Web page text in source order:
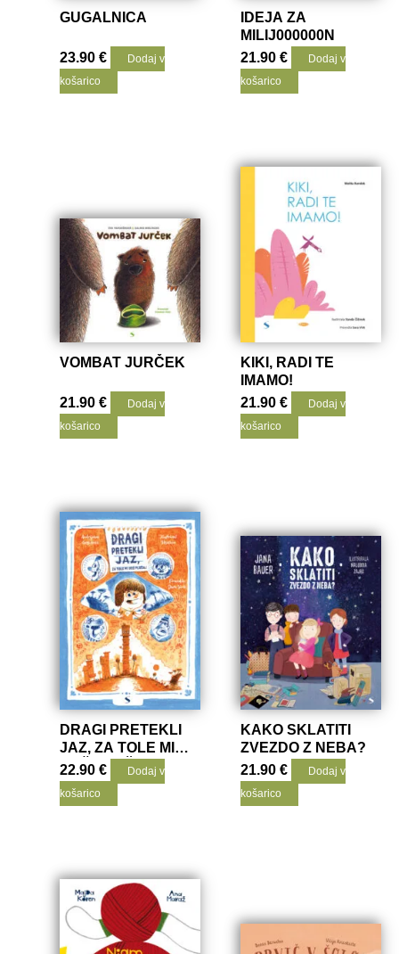
GUGALNICA
23.90€
Dodaj v
košarico
IDEJA ZA
MILIJ000000N
21.90€
Dodaj v
košarico
VOMBAT JURČEK
21.90€
Dodaj v
košarico
KIKI, RADI TE
IMAMO!
21.90€
Dodaj v
košarico
DRAGI PRETEKLI
JAZ, ZA TOLE MI
BOŠ PLAČAL!
22.90€
Dodaj v
košarico
KAKO SKLATITI
ZVEZDO Z NEBA?
21.90€
Dodaj v
košarico